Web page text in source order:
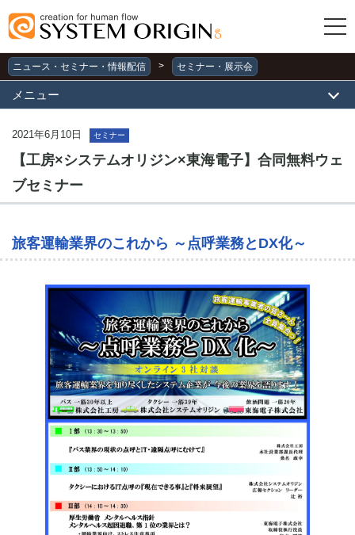
ニュース・セミナー・情報配信 > セミナー・展示会
メニュー
2021年6月10日 セミナー
【工房×システムオリジン×東海電子】合同無料ウェ
ブセミナー
旅客運輸業界のこれから ～点呼業務とDX化～